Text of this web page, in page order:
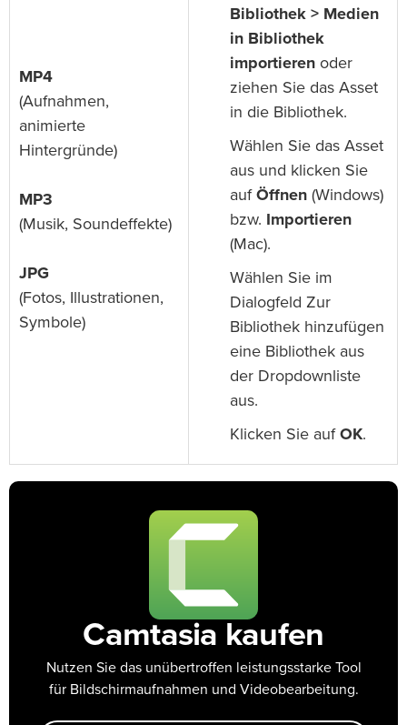
MP4
(Aufnahmen,
animierte
Hintergründe)
MP3
(Musik, Soundeffekte)
JPG
(Fotos, Illustrationen,
Symbole)
Bibliothek > Medien
in Bibliothek
importieren oder
ziehen Sie das Asset
in die Bibliothek.
Wählen Sie das Asset
aus und klicken Sie
auf Öffnen (Windows)
bzw.
Importieren
(Mac).
Wählen Sie im
Dialogfeld Zur
Bibliothek hinzufügen
eine Bibliothek aus
der Dropdownliste
aus.
Klicken Sie auf OK.
Camtasia kaufen
Nutzen Sie das unübertroffen leistungsstarke Tool
für Bildschirmaufnahmen und Videobearbeitung.